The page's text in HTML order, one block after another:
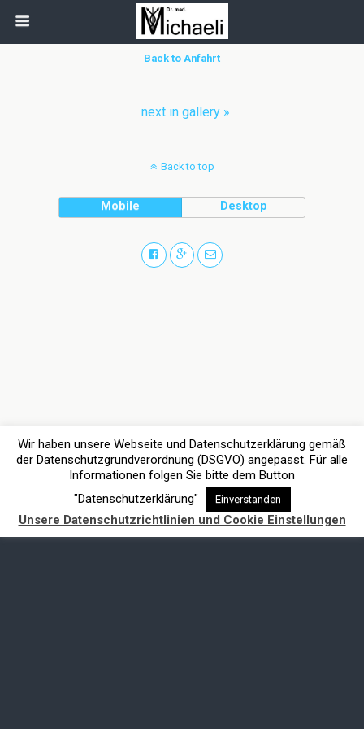
Back to Anfahrt
next in gallery »
Back to top
Mobile Desktop
Wir haben unsere Webseite und Datenschutzerklärung gemäß
der Datenschutzgrundverordnung (DSGVO) angepasst. Für alle
Informationen folgen Sie bitte dem Button
"Datenschutzerklärung"
Einverstanden
Unsere Datenschutzrichtlinien und Cookie Einstellungen